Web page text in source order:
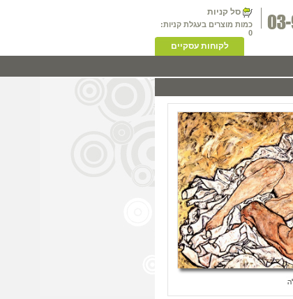
סל קניות
כמות מוצרים בעגלת קניות:
0
לקוחות עסקיים